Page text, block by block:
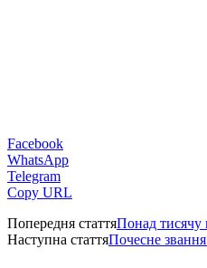
Facebook
WhatsApp
Telegram
Copy URL
Попередня статтяПонад тисячу
Наступна статтяПочесне